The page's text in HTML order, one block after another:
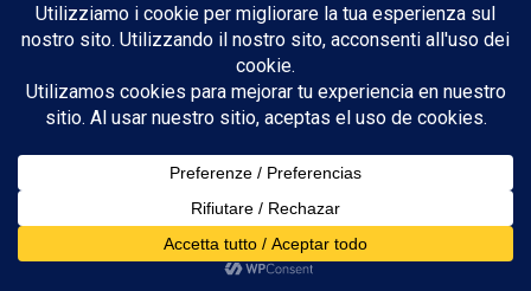
PUNTODINCONTRO
Copyright © 2025 Puntodincontro
Design by DisegnoW